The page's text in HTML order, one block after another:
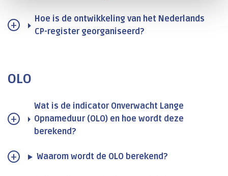
Hoe is de ontwikkeling van het Nederlands
CP-register georganiseerd?
OLO
Wat is de indicator Onverwacht Lange
Opnameduur (OLO) en hoe wordt deze
berekend?
Waarom wordt de OLO berekend?